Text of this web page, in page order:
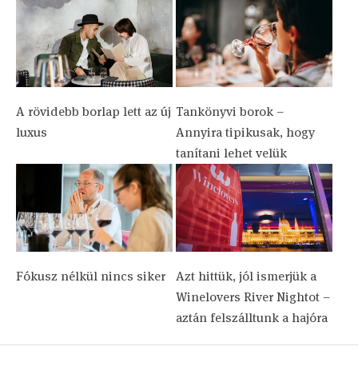
A rövidebb borlap lett az új
luxus
Tankönyvi borok –
Annyira tipikusak, hogy
tanítani lehet velük
Fókusz nélkül nincs siker
Azt hittük, jól ismerjük a
Winelovers River Nightot –
aztán felszálltunk a hajóra